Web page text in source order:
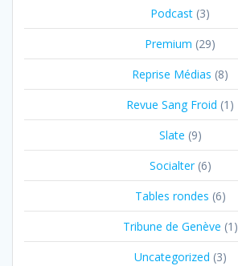
Podcast (3)
Premium (29)
Reprise Médias (8)
Revue Sang Froid (1)
Slate (9)
Socialter(6)
Tables rondes (6)
Tribune de Genève (1)
Uncategorized (3)